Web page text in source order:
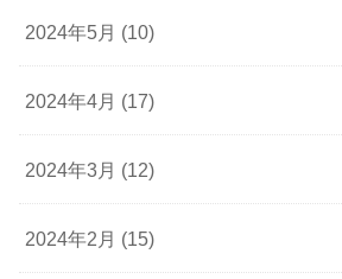
2024年5月 (10)
2024年4月 (17)
2024年3月 (12)
2024年2月 (15)